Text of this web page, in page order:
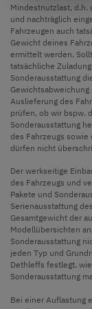
Mindestnutzlast, d.h.
und nachträglich
Fahrzeugen auch
Gewicht deines
ermittelt werden.
tatsächliche
Sonderausstattung
Auslieferung des
prüfen, ob wir bspw.
Sonderausstattung
des Fahrzeugs sowie
dürfen nicht
Der werkseitige
des Fahrzeugs und
Pakete und
Serienausstattung
Gesamtgewicht der
Modellübersichten
Sonderausstattung
jeden Typ und
Dethleffs festlegt,
Sonderausstattung
Bei einer Auflastung